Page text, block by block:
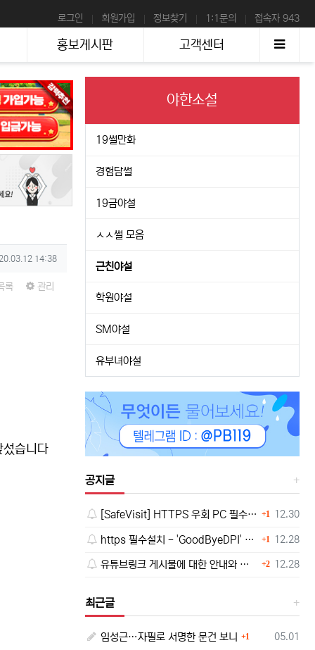
로그인 회원가입 정보찾기 1:1문의 접속자 943
홍보게시판 고객센터 사이
일 14:38
록 관리
습니다
야한소설
19썰만화
경험담썰
19금야설
ㅅㅅ썰 모음
근친야설
학원야설
SM야설
유부녀야설
공지글
등록일
12.30
[SafeVisit] HTTPS 우회 PC 필수설치!, 모바일 최강속도 1댓글
등록일
12.28
https 필수설치 - 'GoodByeDPI' 프로그램 다운로드<< 1 댓글
등록일
12.28
유튜브링크 게시물에 대한 안내와 삭제 요청 공지 2댓글
최근글
등록일
05.01
임성근…자필로 서명한 문건 보니 1댓글